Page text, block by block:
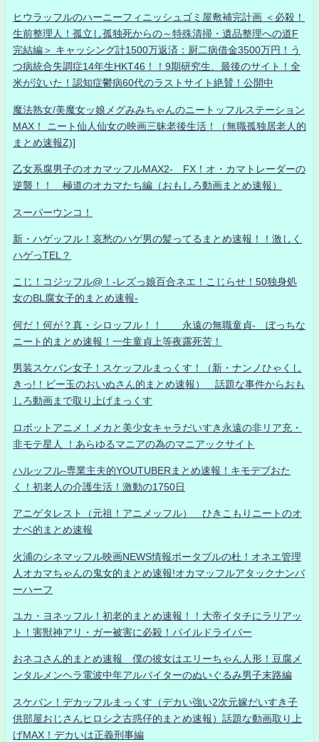
ヒウラッフルのハーニーフィニッシュゴミ屋敷補完計画 ＜必殺！
生前整理人！孤立し孤独死からの～特殊清掃・遺品整理への道F
完結編＞ キャッシング計1500万返済：厨二病借金3500万円！う
つ病統合失調症14年生HKT46！！9期研究生、最後のサイト！全
米が泣いた！認知症鬱病60代のラストサイト絶賛！公開中
魔法熟女/美魔女ッ娘メグみみちゃんのニートッフルステーション
MAX！ ニート仙人仙女の映画三昧老後生活！（無職孤独居老人的
まとめ速報Z)]
乙女系腐男子のオカマッフルMAX2- FX！オ・カマトレーダーの
逆襲！！ 極道のオカマたち編（おもしろ動画まとめ速報）
スーパーウンコ！
新・ハゲッフル！哀愁のハゲ男の髪ってるまとめ速報！！激しく
ハゲっTEL？
こじ！コジッフル@！-レズっ娘百合ネエ！こじらせ！50独身処
女のBL腐女子的まとめ速報-
何だ！何が？真・シロッフル！！ 永遠の無職童貞- ぼっちな
ニート的まとめ速報！一生童貞上等夜露死苦！
男装スケバン女子！スケッフルまっくす！（新・ナンノひゃくし
きっ!！ビー玉のおいぬさん的まとめ速報） 話題な事件からおも
しろ動画まで取り上げまっくす
ロボットアニメ！メカと美少女キャラだいすき永遠の非リア充・
非モテ星人 ！あらゆるマニアの為のマニアックサイト
ハルッフル-専業主夫的YOUTUBERまとめ速報！キモデブおた
く！初老人の介護生活！激動の1750日
アニゲタレスト（元祖！アニメッフル） ひきこもりニートのオ
ナベ的まとめ速報
火浦のシネマッフル映画NEWS情報ポータブルの杜！オネエ管理
人オカマちゃんの鬼女的まとめ速報!オカマッフルアタックナンバ
ーハーフ
ユカ・ヨネッフル！初老的まとめ速報！！大帝イタチにラリアッ
ト！害獣神アリ・ガー被害に必殺！パイルドライバー
おネコさん的まとめ速報 僕の彼女はエリーちゃん人形！豆腐メ
ンタルメンヘラ電波中年アルバイターのぬいぐるみ男子末路編
スケバン！デカッフルまっくす（デカい強い2次元嫁だいすき子
供部屋おじさんヒロシ之古惑仔的まとめ速報）話題な動画取り上
げMAX！デカいは正義刑事編